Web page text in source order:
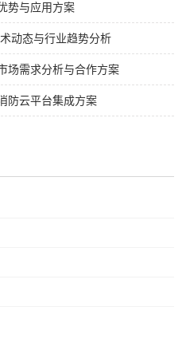
势与应用方案
动态与行业趋势分析
场需求分析与合作方案
防云平台集成方案